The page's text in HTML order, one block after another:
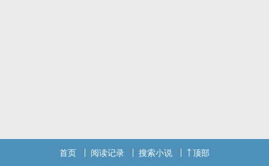
首页 阅读记录 搜索小说 顶部